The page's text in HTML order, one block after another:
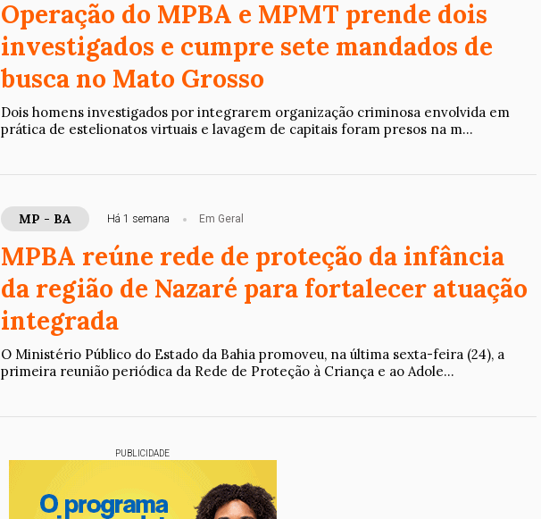
Operação do MPBA e MPMT prende dois
investigados e cumpre sete mandados de
busca no Mato Grosso
Dois homens investigados por integrarem organização criminosa envolvida em
prática de estelionatos virtuais e lavagem de capitais foram presos na m...
MP - BA Há 1 semana Em Geral
MPBA reúne rede de proteção da infância
da região de Nazaré para fortalecer atuação
integrada
O Ministério Público do Estado da Bahia promoveu, na última sexta-feira (24), a
primeira reunião periódica da Rede de Proteção à Criança e ao Adole...
PUBLICIDADE